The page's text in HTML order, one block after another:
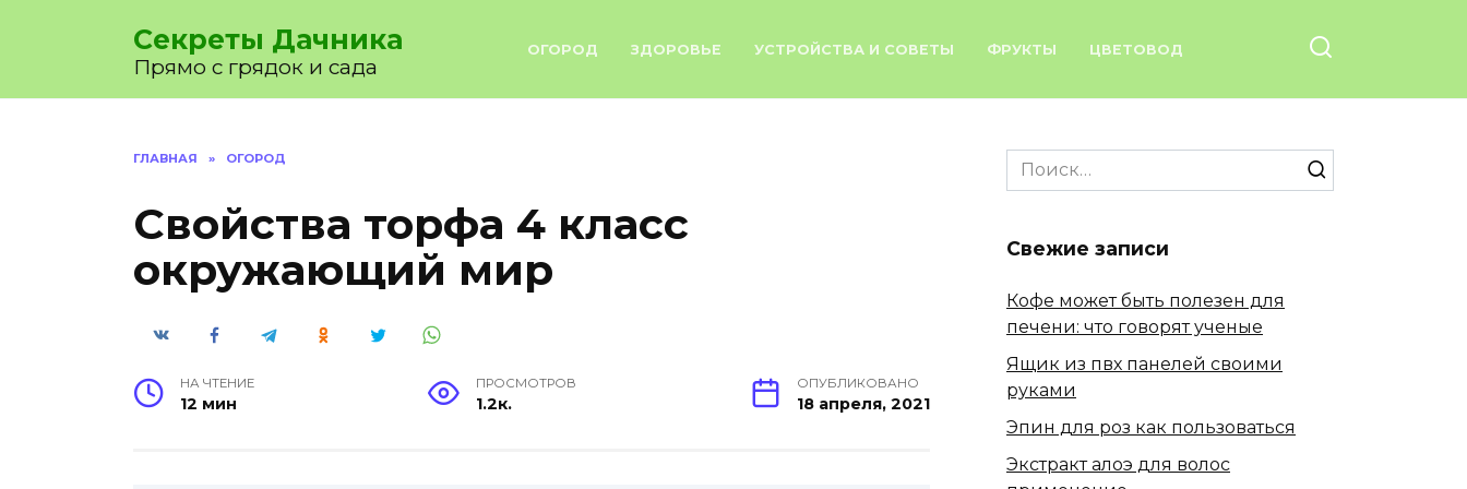
Секреты Дачника
Прямо с грядок и сада
ОГОРОД ЗДОРОВЬЕ УСТРОЙСТВА И СОВЕТЫ ФРУКТЫ ЦВЕТОВОД
ГЛАВНАЯ » ОГОРОД
Свойства торфа 4 класс
окружающий мир
НА ЧТЕНИЕ
12 мин
ПРОСМОТРОВ
1.2к.
ОПУБЛИКОВАНО
18 апреля, 2021
Search
for:
Свежие записи
Кофе может быть полезен для
печени: что говорят ученые
Ящик из пвх панелей своими
руками
Эпин для роз как пользоваться
Экстракт алоэ для волос